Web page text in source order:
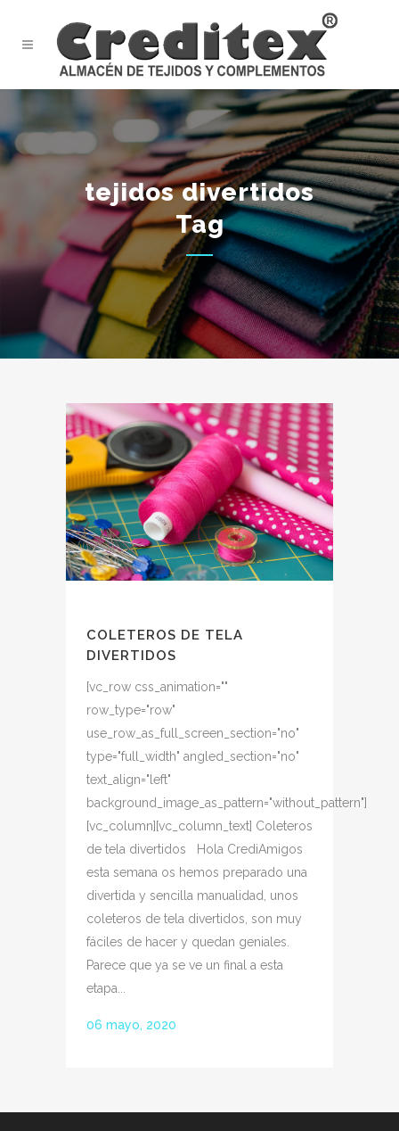
tejidos divertidos
Tag
COLETEROS DE TELA
DIVERTIDOS
[vc_row css_animation=""
row_type="row"
use_row_as_full_screen_section="no"
type="full_width" angled_section="no"
text_align="left"
background_image_as_pattern="without_pattern"]
[vc_column][vc_column_text] Coleteros
de tela divertidos Hola CrediAmigos
esta semana os hemos preparado una
divertida y sencilla manualidad, unos
coleteros de tela divertidos, son muy
fáciles de hacer y quedan geniales.
Parece que ya se ve un final a esta
etapa...
06 mayo, 2020